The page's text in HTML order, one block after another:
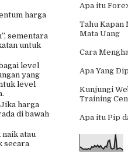
harga
sementara
untuk
level
yang
level
harga
di bawah
atau
secara
Apa itu
Tahu Kapan
Mata Uang
Cara
Apa Yang
Kunjungi
Training
Apa itu Pip